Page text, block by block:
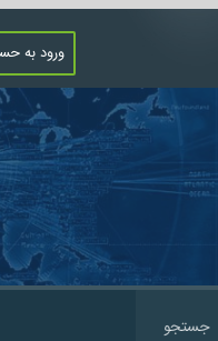
ورود به
جستجو